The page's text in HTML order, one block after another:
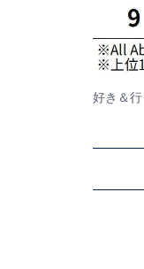
好き＆